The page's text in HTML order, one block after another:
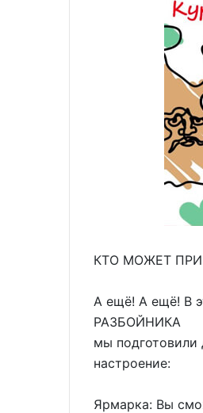
КТО МОЖЕТ
А ещё! А ещё! В
РАЗБОЙНИКА
мы подготовили
настроение:
Ярмарка: Вы